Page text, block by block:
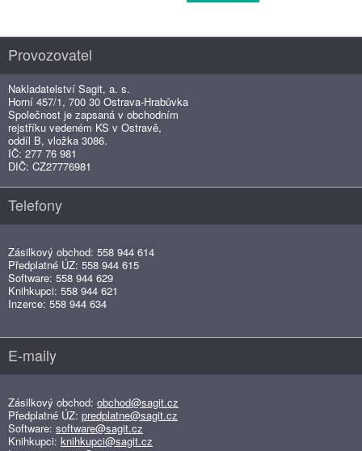
Provozovatel
Nakladatelství Sagit, a. s.
Horní 457/1, 700 30 Ostrava-Hrabůvka
Společnost je zapsaná v obchodním
rejstříku vedeném KS v Ostravě,
oddíl B, vložka 3086.
IČ: 277 76 981
DIČ: CZ27776981
Telefony
Zásilkový obchod: 558 944 614
Předplatné ÚZ: 558 944 615
Software: 558 944 629
Knihkupci: 558 944 621
Inzerce: 558 944 634
E-maily
Zásilkový obchod: obchod@sagit.cz
Předplatné ÚZ: predplatne@sagit.cz
Software: software@sagit.cz
Knihkupci: knihkupci@sagit.cz